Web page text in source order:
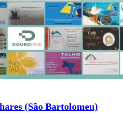
(São Bartolomeu)